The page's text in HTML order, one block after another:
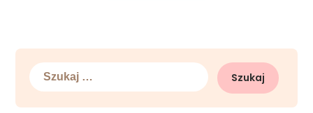
Szukaj: